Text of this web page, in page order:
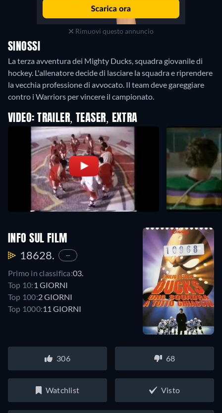
Rimuovi questo annuncio
SINOSSI
La terza avventura dei Mighty Ducks, squadra giovanile di
hockey. L'allenatore decide di lasciare la squadra e riprendere
la vecchia professione di avvocato. Il team deve gareggiare
contro i Warriors per vincere il campionato.
VIDEO: TRAILER, TEASER, EXTRA
INFO SUL FILM
18628. —
Primo in classifica:03.
Top 10: 1 GIORNI
Top 100:2 GIORNI
Top 1000:11 GIORNI
306 68
Watchlist Visto